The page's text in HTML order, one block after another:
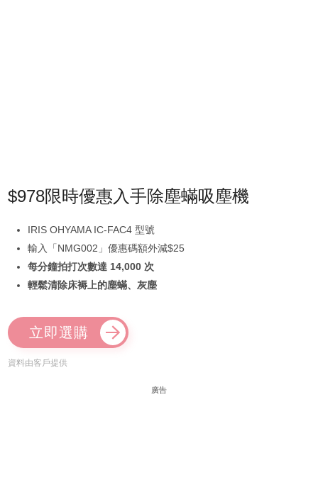
$978限時優惠入手除塵蟎吸塵機
IRIS OHYAMA IC-FAC4 型號
輸入「NMG002」優惠碼額外減$25
每分鐘拍打次數達 14,000 次
輕鬆清除床褥上的塵蟎、灰塵
立即選購
資料由客戶提供
廣告